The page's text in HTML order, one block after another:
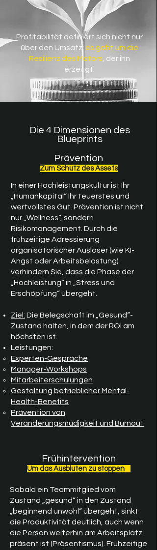
Profitabilität definiert sich nicht nur
über den Umsatz; es geht um die
Resilienz des Motors , der ihn
erzeugt.
Die 4 Dimensionen des
Blueprints
Prävention
Zum Schutz des Assets
In einer Hochleistungskultur ist Ihr
„Humankapital“ Ihr teuerstes und
wertvollstes Gut. Prävention ist nicht
nur „Wellness“, sondern
Risikomanagement. Durch die
frühzeitige Adressierung
organisatorischer Auslöser (wie KI-
Angst oder Arbeitsbelastung)
verhindern Sie, dass die Phase der
„Hochleistung“ in „Stress und
Erschöpfung“ übergeht.
Ziel: Die Belegschaft im „Gesund“-
Zustand halten, in dem der ROI am
höchsten ist.
Leistungen:
Experten-Gespräche
Manager-Workshops
Mitarbeiterschulungen
Gestaltung betrieblicher Mental-
Health-Benefits
Prävention von
Veränderungsmüdigkeit und Burnout
Frühintervention
Um das Ausbluten zu stoppen
Sobald ein Teammitglied vom
Zustand „gesund“ in den Zustand
„beginnend unwohl“ übergeht, sinkt
die Produktivität deutlich, auch wenn
die Person weiterhin am Arbeitsplatz
präsent ist (Präsentismus). Frühzeitige